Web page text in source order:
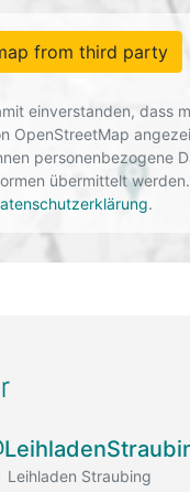
from third party
einverstanden, dass
OpenStreetMap
personenbezogene
übermittelt
.
Leihladen Straubing